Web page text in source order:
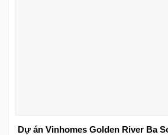
Dự án Vinhomes Golden River Ba